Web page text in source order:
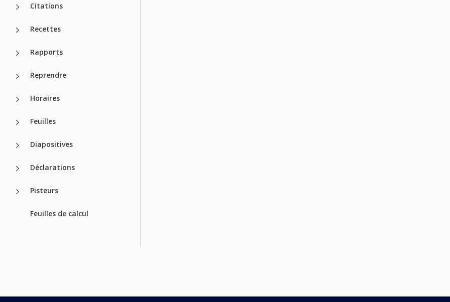
Citations
Recettes
Rapports
Reprendre
Horaires
Feuilles
Diapositives
Déclarations
Pisteurs
Feuilles de calcul